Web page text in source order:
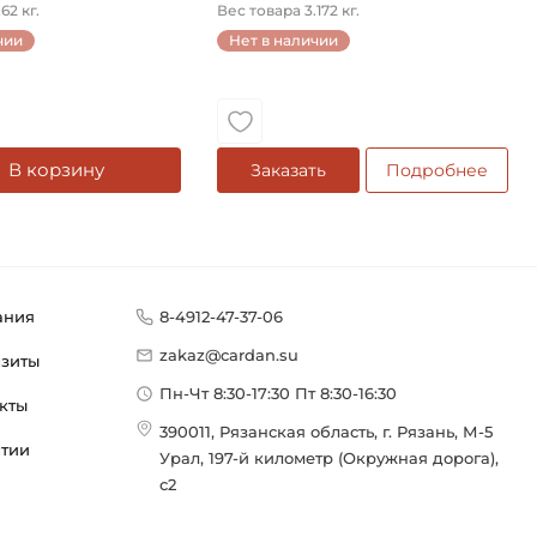
кг.
В корзину
Вес товара 3.172 кг.
Нет в наличии
Заказать Подробнее
8-4912-47-37-06
zakaz@cardan.su
Пн-Чт 8:30-17:30 Пт 8:30-16:30
390011, Рязанская область, г. Рязань, М-5
Урал, 197-й километр (Окружная дорога),
с2